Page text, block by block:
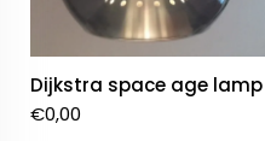
Dijkstra space age lamp
€0,00